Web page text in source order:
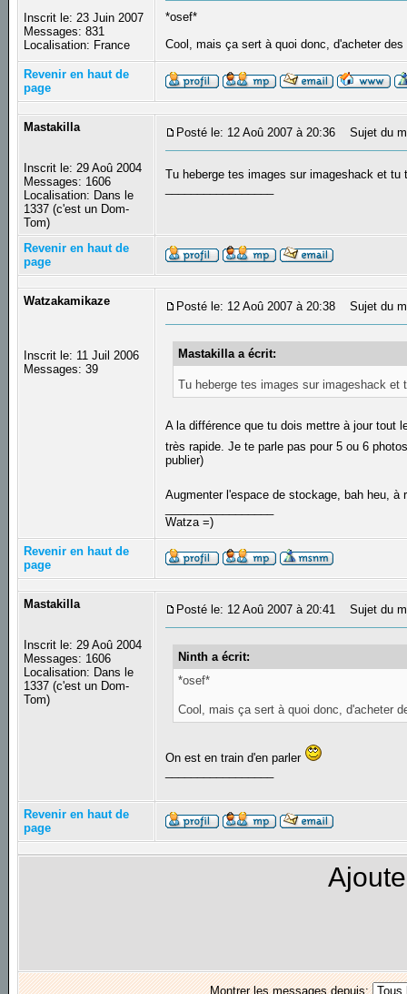
Inscrit le: 23 Juin 2007
Messages: 831
Localisation: France
*osef*
Cool, mais ça sert à quoi donc, d'acheter
Revenir en haut de
page
Mastakilla
Inscrit le: 29 Aoû 2004
Messages: 1606
Localisation: Dans le
1337 (c'est un Dom-
Tom)
Posté le: 12 Aoû 2007 à 20:36 Sujet du
Tu heberge tes images sur imageshack et
Revenir en haut de
page
Watzakamikaze
Inscrit le: 11 Juil 2006
Messages: 39
Posté le: 12 Aoû 2007 à 20:38 Sujet du
Mastakilla a écrit:
Tu heberge tes images sur imageshack
A la différence que tu dois mettre à jour tout
très rapide. Je te parle pas pour 5 ou 6
publier)
Augmenter l'espace de stockage, bah heu,
Watza =)
Revenir en haut de
page
Mastakilla
Inscrit le: 29 Aoû 2004
Messages: 1606
Localisation: Dans le
1337 (c'est un Dom-
Tom)
Posté le: 12 Aoû 2007 à 20:41 Sujet du
Ninth a écrit:
*osef*
Cool, mais ça sert à quoi donc, d'acheter
On est en train d'en parler
Revenir en haut de
page
Montrer les messages depuis: